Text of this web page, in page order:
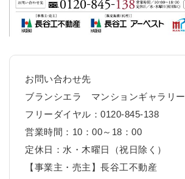
お問い合わせ先
ブランシエラ マンションギャラリー
フリーダイヤル：0120-845-138
営業時間：10：00～18：00
定休日：水・木曜日（祝日除く）
【事業主・売主】長谷工不動産